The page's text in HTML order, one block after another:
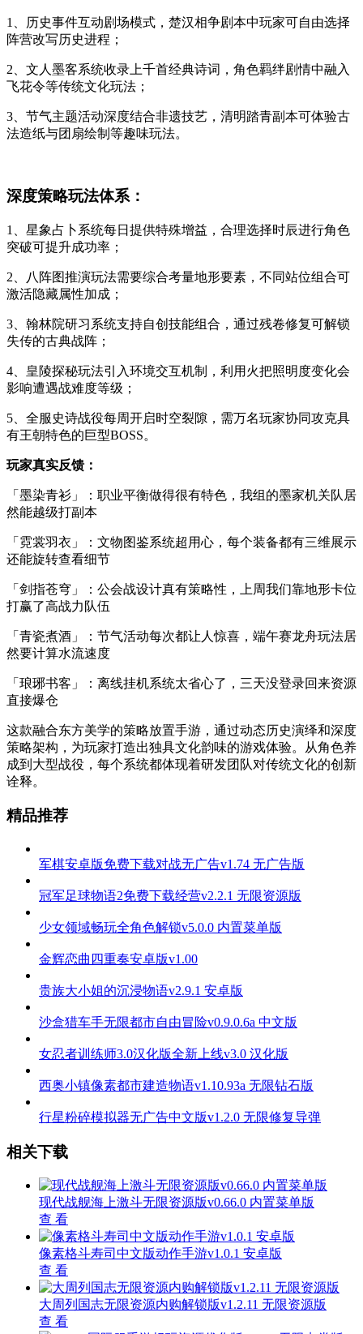
1、历史事件互动剧场模式，楚汉相争剧本中玩家可自由选择
阵营改写历史进程；
2、文人墨客系统收录上千首经典诗词，角色羁绊剧情中融入
飞花令等传统文化玩法；
3、节气主题活动深度结合非遗技艺，清明踏青副本可体验古
法造纸与团扇绘制等趣味玩法。
深度策略玩法体系：
1、星象占卜系统每日提供特殊增益，合理选择时辰进行角色
突破可提升成功率；
2、八阵图推演玩法需要综合考量地形要素，不同站位组合可
激活隐藏属性加成；
3、翰林院研习系统支持自创技能组合，通过残卷修复可解锁
失传的古典战阵；
4、皇陵探秘玩法引入环境交互机制，利用火把照明度变化会
影响遭遇战难度等级；
5、全服史诗战役每周开启时空裂隙，需万名玩家协同攻克具
有王朝特色的巨型BOSS。
玩家真实反馈：
「墨染青衫」：职业平衡做得很有特色，我组的墨家机关队居
然能越级打副本
「霓裳羽衣」：文物图鉴系统超用心，每个装备都有三维展示
还能旋转查看细节
「剑指苍穹」：公会战设计真有策略性，上周我们靠地形卡位
打赢了高战力队伍
「青瓷煮酒」：节气活动每次都让人惊喜，端午赛龙舟玩法居
然要计算水流速度
「琅琊书客」：离线挂机系统太省心了，三天没登录回来资源
直接爆仓
这款融合东方美学的策略放置手游，通过动态历史演绎和深度
策略架构，为玩家打造出独具文化韵味的游戏体验。从角色养
成到大型战役，每个系统都体现着研发团队对传统文化的创新
诠释。
精品推荐
军棋安卓版免费下载对战无广告v1.74 无广告版
冠军足球物语2免费下载经营v2.2.1 无限资源版
少女领域畅玩全角色解锁v5.0.0 内置菜单版
金辉恋曲四重奏安卓版v1.00
贵族大小姐的沉浸物语v2.9.1 安卓版
沙盒猎车手无限都市自由冒险v0.9.0.6a 中文版
女忍者训练师3.0汉化版全新上线v3.0 汉化版
西奥小镇像素都市建造物语v1.10.93a 无限钻石版
行星粉碎模拟器无广告中文版v1.2.0 无限修复导弹
相关下载
现代战舰海上激斗无限资源版v0.66.0 内置菜单版
查 看
像素格斗寿司中文版动作手游v1.0.1 安卓版
查 看
大周列国志无限资源内购解锁版v1.2.11 无限资源版
查 看